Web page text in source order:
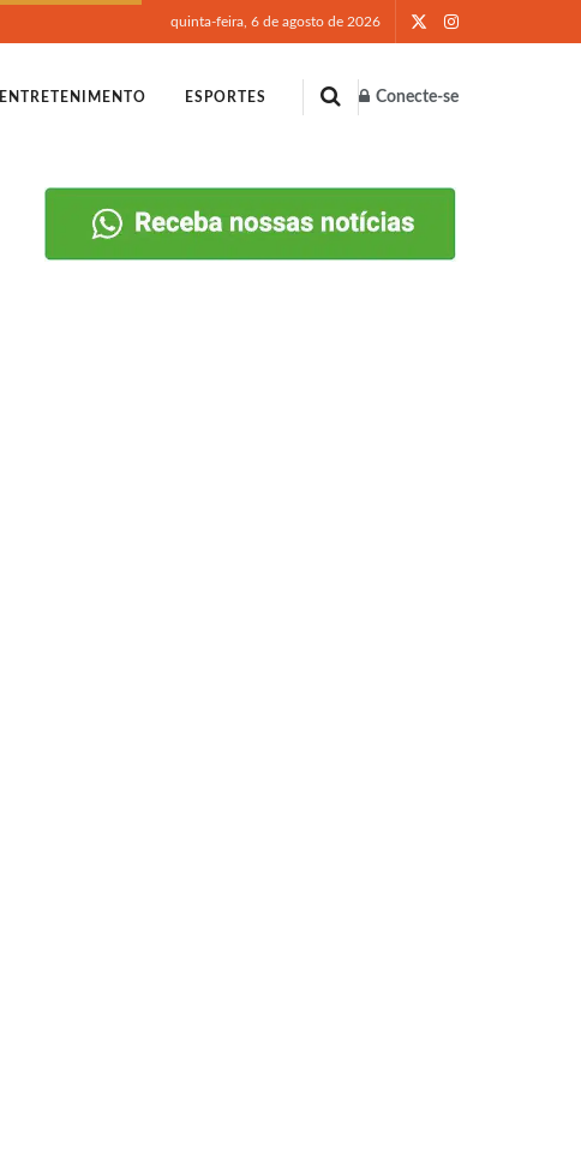
quinta-feira, 6 de agosto de 2026
ENTRETENIMENTO ESPORTES Conecte-se